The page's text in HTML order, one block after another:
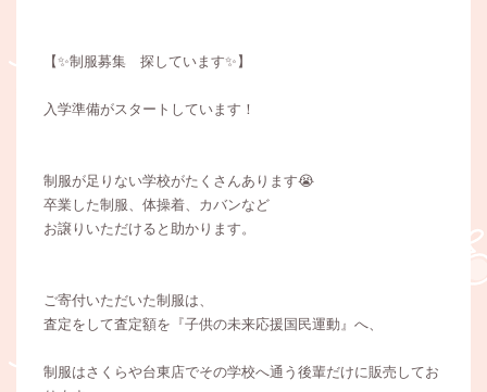
【✨制服募集 探しています✨】
入学準備がスタートしています！
制服が足りない学校がたくさんあります😭
卒業した制服、体操着、カバンなど
お譲りいただけると助かります。
ご寄付いただいた制服は、
査定をして査定額を『子供の未来応援国民運動』へ、
制服はさくらや台東店でその学校へ通う後輩だけに販売してお